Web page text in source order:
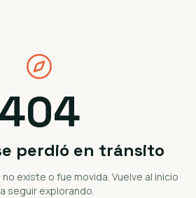
404
perdió en tránsito
existe o fue movida. Vuelve al inicio
seguir explorando.